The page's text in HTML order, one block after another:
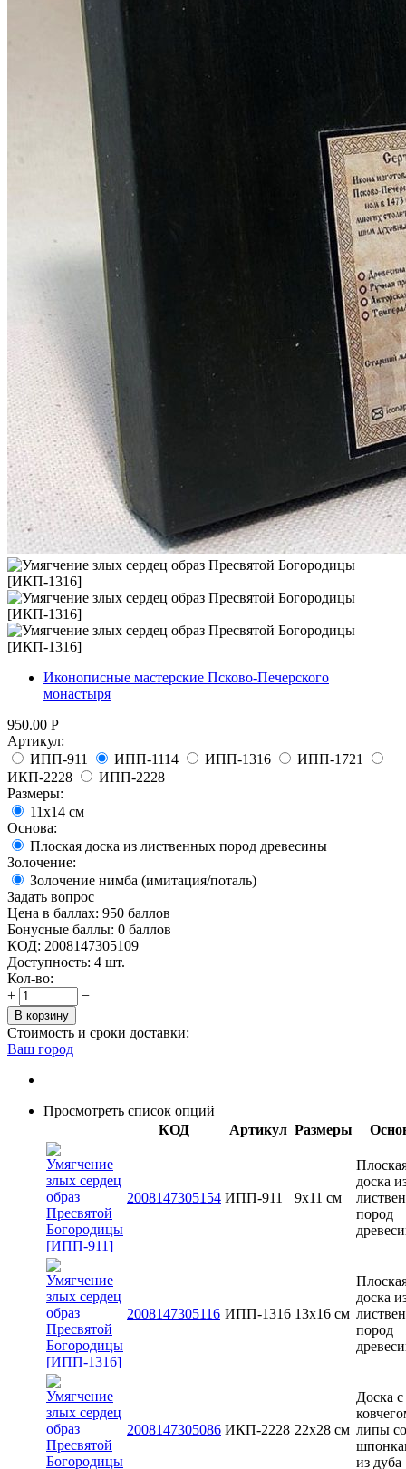
Иконописные мастерские Псково-Печерского
монастыря
950.00 Р
Артикул:
ИПП-911
ИПП-1114 ИПП-1316
ИПП-1721
ИКП-2228
ИПП-2228
Размеры:
11х14 см
Основа:
Плоская доска из лиственных пород древесины
Золочение:
Золочение нимба (имитация/поталь)
Задать вопрос
Цена в баллах: 950 баллов
Бонусные баллы: 0 баллов
КОД: 2008147305109
Доступность: 4 шт.
Кол-во:
+
−
В корзину
Стоимость и сроки доставки:
Ваш город
Просмотреть список опций
КОД
Артикул Размеры
2008147305154 ИПП-911 9х11 см
доска
пород
2008147305116 ИПП-1316 13x16 см
доска
пород
2008147305086 ИКП-2228 22х28 см
Доска с
липы со
из дуба